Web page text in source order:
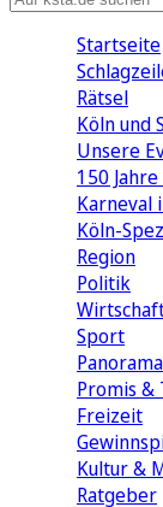
Startseite
Rätsel
Köln und
Unsere
150
Karneval
Köln-
Region
Politik
Sport
Panorama
Promis &
Freizeit
Kultur &
Ratgeber